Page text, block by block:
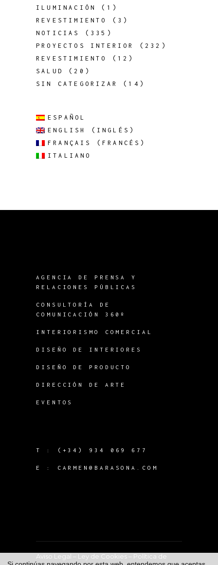
ILUMINACIÓN
(1)
REVESTIMIENTO
(3)
NOTICIAS
(335)
PROYECTOS INTERIOR
(232)
REVESTIMIENTO
(12)
SALUD
(20)
SIN CATEGORIZAR
(14)
ESPAÑOL
ENGLISH
( INGLÉS )
FRANÇAIS
(FRANCÉS )
ITALIANO
AGENCIA DE PRENSA Y
RELACIONES PÚBLICAS
CONSULTORÍA DE
COMUNICACIÓN 360º
INTERIORISMO COMERCIAL
DISEÑO DE INTERIORES
DISEÑO DE PRODUCTO
DIRECCIÓN DE ARTE
EVENTOS
T : (+34) 934 069 677
E : CARMEN@BARASONA.COM
Aviso Legal – Ley de Cookies– Política de